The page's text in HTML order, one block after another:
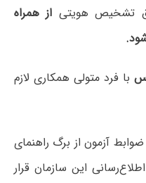
تشخیص هویتی از همراه
با فرد متولی همکاری لازم
آزمون از برگ راهنمای
این سازمان قرار